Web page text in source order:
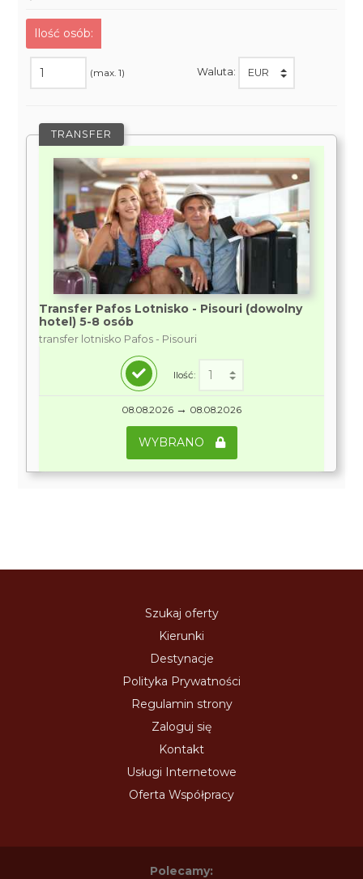
Ilość osób:
(max. 1) Waluta:
TRANSFER
Transfer Pafos Lotnisko - Pisouri (dowolny
hotel) 5-8 osób
transfer lotnisko Pafos - Pisouri
Ilość:
08.08.2026 → 08.08.2026
WYBRANO
Szukaj oferty
Kierunki
Destynacje
Polityka Prywatności
Regulamin strony
Zaloguj się
Kontakt
Usługi Internetowe
Oferta Współpracy
Polecamy: